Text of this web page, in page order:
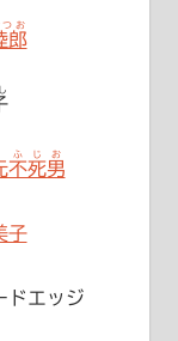
郎
お
不死男
じお
子
エッジ